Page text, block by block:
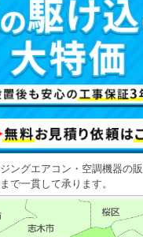
ングエアコン・空調機器の
で一貫して承ります。